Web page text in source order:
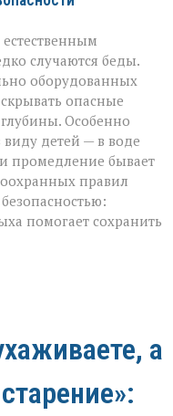
случаются беды.
оборудованных
опасные
Особенно
виду детей — в воде
промедление бывает
правил
помогает сохранить
а